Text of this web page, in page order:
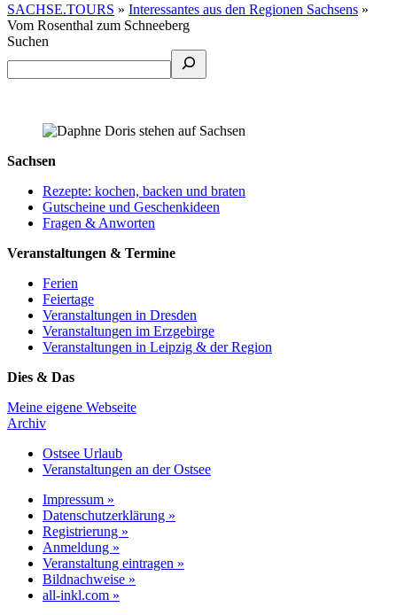
SACHSE.TOURS » Interessantes aus den Regionen Sachsens »
Vom Rosenthal zum Schneeberg
Suchen
Sachsen
Rezepte: kochen, backen und braten
Gutscheine und Geschenkideen
Fragen & Anworten
Veranstaltungen & Termine
Ferien
Feiertage
Veranstaltungen in Dresden
Veranstaltungen im Erzgebirge
Veranstaltungen in Leipzig & der Region
Dies & Das
Meine eigene Webseite
Archiv
Ostsee Urlaub
Veranstaltungen an der Ostsee
Impressum »
Datenschutzerklärung »
Registrierung »
Anmeldung »
Veranstaltung eintragen »
Bildnachweise »
all-inkl.com »